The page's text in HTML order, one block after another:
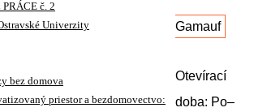
Gamauf
Otevírací
doba: Po–
č. 2
Univerzity
bez domova
priestor a bezdomovectvo: